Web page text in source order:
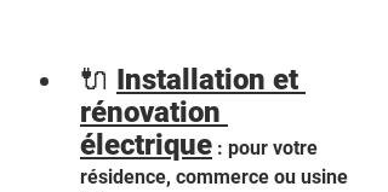
🔌 Installation et
rénovation
électrique : pour votre
résidence, commerce ou usine